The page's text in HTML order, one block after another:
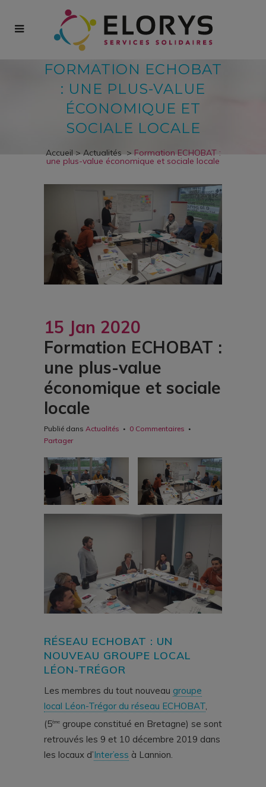
FORMATION ECHOBAT
: UNE PLUS-VALUE
ÉCONOMIQUE ET
SOCIALE LOCALE
Accueil>Actualités > Formation ECHOBAT :
une plus-value économique et sociale locale
15 Jan 2020
Formation ECHOBAT :
une plus-value
économique et sociale
locale
Publié dans Actualités
0 Commentaires
Partager
RÉSEAU ECHOBAT : UN
NOUVEAU GROUPE LOCAL
LÉON-TRÉGOR
Les membres du tout nouveau groupe
local Léon-Trégor du réseau ECHOBAT,
(5ème groupe constitué en Bretagne) se sont
retrouvés les 9 et 10 décembre 2019 dans
les locaux d’Inter’ess à Lannion.